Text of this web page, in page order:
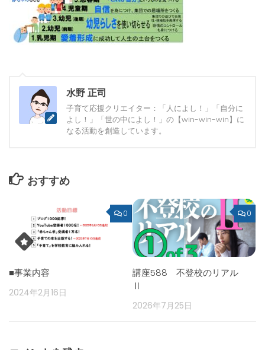
水野 正司
子育て応援クリエイター：「人によし！」「自分に
よし！」「世の中によし！」の【win-win-win】に
なる活動を創造しています。
おすすめ
0
■事業内容
2024年2月16日
0
講座588 不登校のリアル
Ⅱ
2026年7月25日